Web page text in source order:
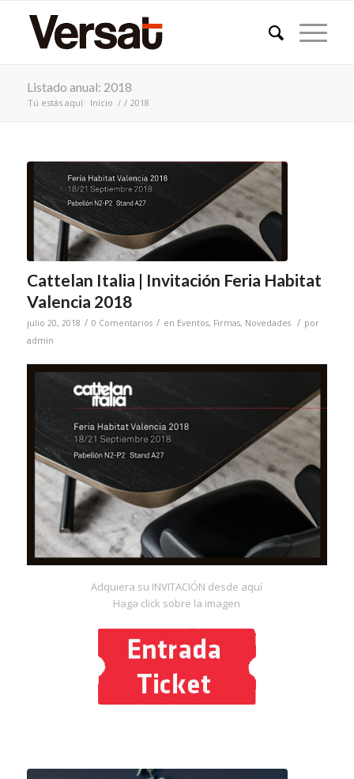
Listado anual: 2018
Tú estás aquí: Inicio / / 2018
Cattelan Italia | Invitación Feria Habitat
Valencia 2018
julio 20, 2018 / 0 Comentarios / en Eventos, Firmas, Novedades / por
admin
Adquiera su INVITACIÓN desde aquí
Haga click sobre la imagen